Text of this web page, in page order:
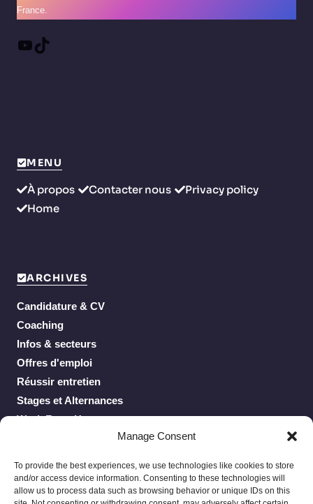
Manage Consent
To provide the best experiences, we use technologies like cookies to store
and/or access device information. Consenting to these technologies will
allow us to process data such as browsing behavior or unique IDs on this
France.
YouTube
TikTok
MENU
À propos Contacter nous
Privacy policy
Home
ARCHIVES
Candidature & CV
Coaching
Infos & secteurs
Offres d'emploi
Réussir entretien
Stages et Alternances
Work From Home